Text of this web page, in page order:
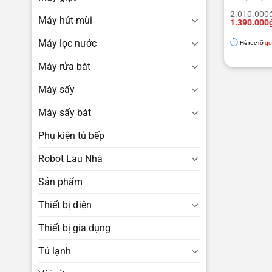
Máy hút mùi
Máy lọc nước
Máy rửa bát
Máy sấy
Máy sấy bát
Phụ kiện tủ bếp
Robot Lau Nhà
Sản phẩm
Thiết bị điện
Thiết bị gia dụng
Tủ lạnh
2.010.000
Giá
gốc
1.390.000
Giá
hiện
là: Hè rực rỡ